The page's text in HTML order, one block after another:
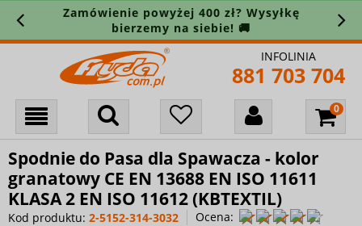
Zamówienie powyżej 400 zł? Wysyłkę
bierzemy na siebie! 🚚
INFOLINIA
881 703 704
Spodnie do Pasa dla Spawacza - kolor
granatowy CE EN 13688 EN ISO 11611
KLASA 2 EN ISO 11612 (KBTEXTIL)
Kod produktu: 2-5152-314-3032
Ocena: